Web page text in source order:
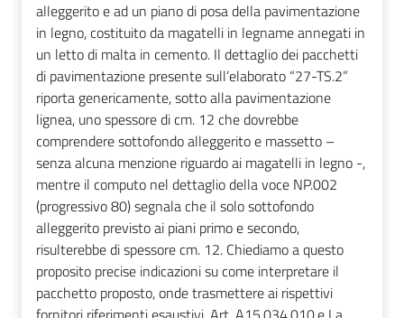
alleggerito e ad un piano di posa della pavimentazione
in legno, costituito da magatelli in legname annegati in
un letto di malta in cemento. Il dettaglio dei pacchetti
di pavimentazione presente sull’elaborato “27-TS.2”
riporta genericamente, sotto alla pavimentazione
lignea, uno spessore di cm. 12 che dovrebbe
comprendere sottofondo alleggerito e massetto –
senza alcuna menzione riguardo ai magatelli in legno -,
mentre il computo nel dettaglio della voce NP.002
(progressivo 80) segnala che il solo sottofondo
alleggerito previsto ai piani primo e secondo,
risulterebbe di spessore cm. 12. Chiediamo a questo
proposito precise indicazioni su come interpretare il
pacchetto proposto, onde trasmettere ai rispettivi